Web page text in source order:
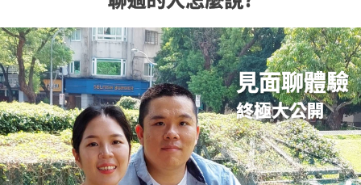
見面聊體驗
終極大公開